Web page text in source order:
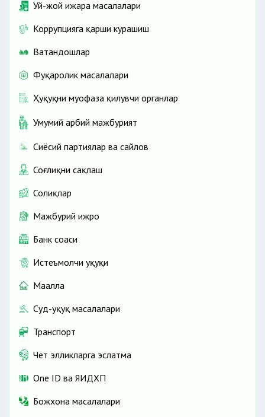
Уй-жой ижара масалалари
Коррупцияга қарши курашиш
Ватандошлар
Фуқаролик масалалари
Ҳуқуқни муҳофаза қилувчи органлар
Умумий ҳарбий мажбурият
Сиёсий партиялар ва сайлов
Соғлиқни сақлаш
Солиқлар
Мажбурий ижро
Банк соҳаси
Истеъмолчи ҳуқуқи
Маҳалла
Суд-ҳуқуқ масалалари
Транспорт
Чет элликларга эслатма
One ID ва ЯИДХП
Божхона масалалари